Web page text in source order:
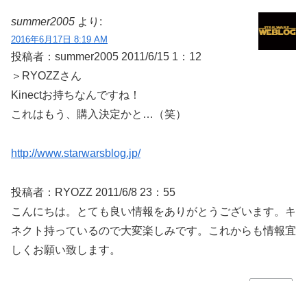
summer2005 より:
2016年6月17日 8:19 AM
投稿者：summer2005 2011/6/15 1：12
＞RYOZZさん
Kinectお持ちなんですね！
これはもう、購入決定かと…（笑）
http://www.starwarsblog.jp/
投稿者：RYOZZ 2011/6/8 23：55
こんにちは。とても良い情報をありがとうございます。キ
ネクト持っているので大変楽しみです。これからも情報宜
しくお願い致します。